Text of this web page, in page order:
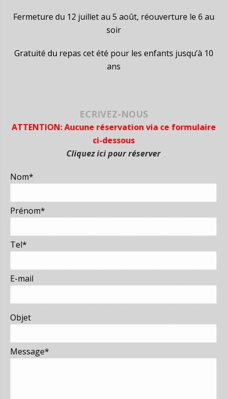
Fermeture du 12 juillet au 5 août, réouverture le 6 au
soir
Gratuité du repas cet été pour les enfants jusqu’à 10
ans
ECRIVEZ-NOUS
ATTENTION: Aucune réservation via ce formulaire
ci-dessous
Cliquez ici pour réserver
Nom*
Prénom*
Tel*
E-mail
Objet
Message*